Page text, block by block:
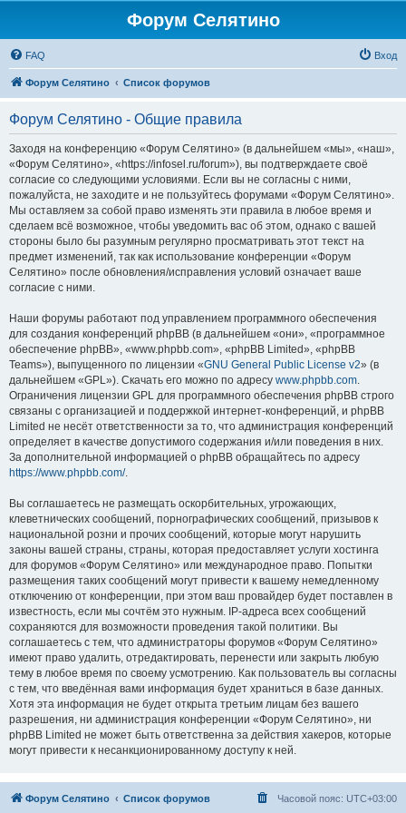
Форум Селятино
FAQ Вход
Форум Селятино Список форумов
Форум Селятино - Общие правила
Заходя на конференцию «Форум Селятино» (в дальнейшем «мы», «наш»,
«Форум Селятино», «https://infosel.ru/forum»), вы подтверждаете своё
согласие со следующими условиями. Если вы не согласны с ними,
пожалуйста, не заходите и не пользуйтесь форумами «Форум Селятино».
Мы оставляем за собой право изменять эти правила в любое время и
сделаем всё возможное, чтобы уведомить вас об этом, однако с вашей
стороны было бы разумным регулярно просматривать этот текст на
предмет изменений, так как использование конференции «Форум
Селятино» после обновления/исправления условий означает ваше
согласие с ними.
Наши форумы работают под управлением программного обеспечения
для создания конференций phpBB (в дальнейшем «они», «программное
обеспечение phpBB», «www.phpbb.com», «phpBB Limited», «phpBB
Teams»), выпущенного по лицензии «GNU General Public License v2» (в
дальнейшем «GPL»). Скачать его можно по адресу www.phpbb.com.
Ограничения лицензии GPL для программного обеспечения phpBB строго
связаны с организацией и поддержкой интернет-конференций, и phpBB
Limited не несёт ответственности за то, что администрация конференций
определяет в качестве допустимого содержания и/или поведения в них.
За дополнительной информацией о phpBB обращайтесь по адресу
https://www.phpbb.com/.
Вы соглашаетесь не размещать оскорбительных, угрожающих,
клеветнических сообщений, порнографических сообщений, призывов к
национальной розни и прочих сообщений, которые могут нарушить
законы вашей страны, страны, которая предоставляет услуги хостинга
для форумов «Форум Селятино» или международное право. Попытки
размещения таких сообщений могут привести к вашему немедленному
отключению от конференции, при этом ваш провайдер будет поставлен в
известность, если мы сочтём это нужным. IP-адреса всех сообщений
сохраняются для возможности проведения такой политики. Вы
соглашаетесь с тем, что администраторы форумов «Форум Селятино»
имеют право удалить, отредактировать, перенести или закрыть любую
тему в любое время по своему усмотрению. Как пользователь вы согласны
с тем, что введённая вами информация будет храниться в базе данных.
Хотя эта информация не будет открыта третьим лицам без вашего
разрешения, ни администрация конференции «Форум Селятино», ни
phpBB Limited не может быть ответственна за действия хакеров, которые
могут привести к несанкционированному доступу к ней.
Форум Селятино Список форумов Часовой пояс: UTC+03:00